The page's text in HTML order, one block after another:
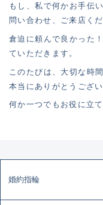
もし、私で何かお手伝
問い合わせ、ご来店くだ
倉迫に頼んで良かった
ていただきます。
このたびは、大切な時
本当にありがとうござい
何か一つでもお役に立
婚約指輪